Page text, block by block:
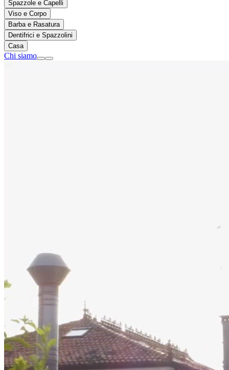
Spazzole e Capelli
Viso e Corpo
Barba e Rasatura
Dentifrici e Spazzolini
Casa
Chi siamo